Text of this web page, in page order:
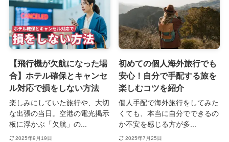
【飛行機が欠航になった場
合】ホテル確保とキャンセ
ル対応で損をしない方法
楽しみにしていた旅行や、大切
な出張の当日。空港の電光掲示
板に浮かぶ「欠航」の...
2025年9月19日
初めての個人海外旅行でも
安心！自分で手配する旅を
楽しむコツを紹介
個人手配で海外旅行をしてみた
くても、本当に自分でできるの
か不安を感じる方が多...
2025年7月25日